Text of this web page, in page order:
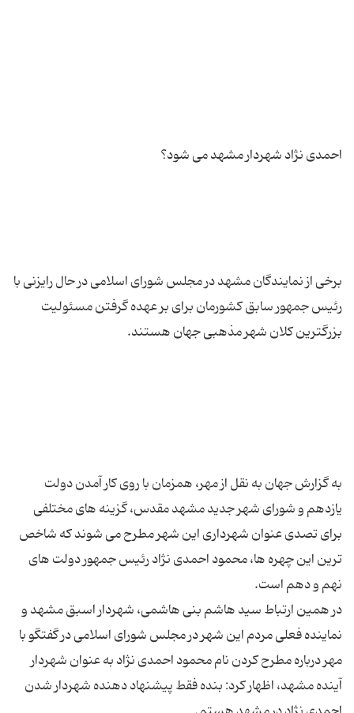
برخی از نمایندگان مشهد در مجلس شورای اسلامی در حال رایزنی با
رئیس جمهور سابق کشورمان برای بر عهده گرفتن مسئولیت
به گزارش جهان به نقل از مهر، همزمان با روی کار آمدن دولت
یازدهم و شورای شهر جدید مشهد مقدس، گزینه های مختلفی
برای تصدی عنوان شهرداری این شهر مطرح می شوند که شاخص
ترین این چهره ها، محمود احمدی نژاد رئیس جمهور دولت های
در همین ارتباط سید هاشم بنی هاشمی، شهردار اسبق مشهد و
نماینده فعلی مردم این شهر در مجلس شورای اسلامی در گفتگو با
مهر درباره مطرح کردن نام محمود احمدی نژاد به عنوان شهردار
آینده مشهد، اظهار کرد: بنده فقط پیشنهاد دهنده شهردار شدن